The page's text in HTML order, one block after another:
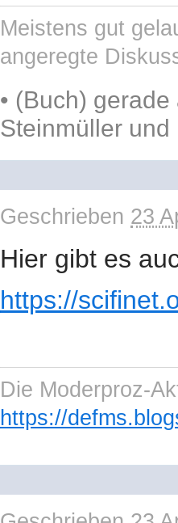
Meistens gut
angeregte
• (Buch) gerade
Steinmüller
Geschrieben 23
Hier gibt es
https://
Die Moderproz-
https://